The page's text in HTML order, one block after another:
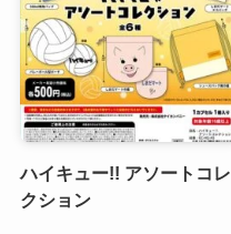
ハイキュー!! アソートコレ
クション